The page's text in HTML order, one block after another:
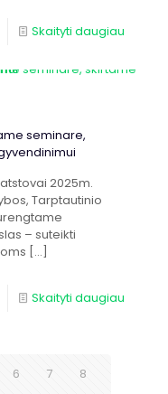
Skaityti daugiau
seminare,
2025m.
Tarptautinio
– suteikti
[…]
Skaityti daugiau
6 7
8